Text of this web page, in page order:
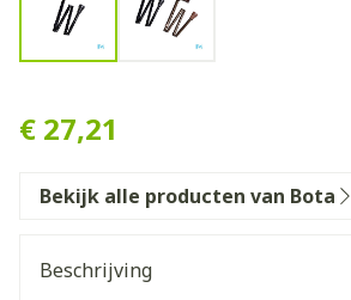
€ 27,21
Bekijk alle producten van Bota
Beschrijving